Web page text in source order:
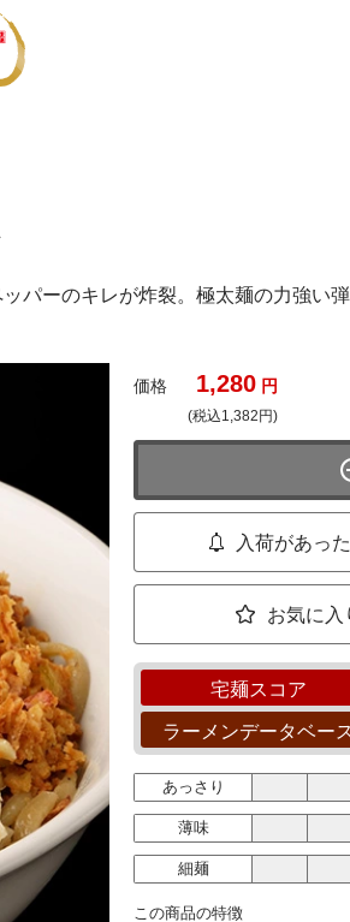
パーのキレが炸裂。極太麺の力強い
価格 1,280 円
(税込1,382円)
入荷があっ
お気に入
宅麺スコア
ラーメンデータベー
あっさり
薄味
細麺
この商品の特徴